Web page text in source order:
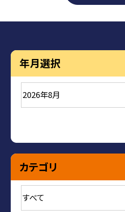
年月選択
カテゴリ